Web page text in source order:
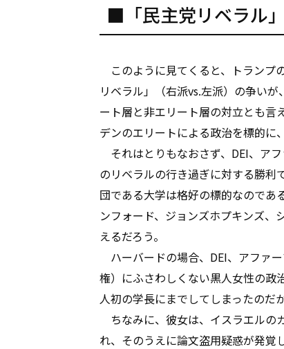
■「民主党リベラル
このように見てくると、トランプ
リベラル」（右派vs.左派）の争い
ート層と非エリート層の対立とも言
デンのエリートによる政治を標的に
それはとりもなおさず、DEI、ア
のリベラルの行き過ぎに対する勝利
団である大学は格好の標的なのであ
ンフォード、ジョンズホプキンズ
えるだろう。
ハーバードの場合、DEI、アファ
権）にふさわしくない黒人女性の政
人初の学長にまでしてしまったのだ
ちなみに、彼女は、イスラエルの
れ、そのうえに論文盗用疑惑が発覚